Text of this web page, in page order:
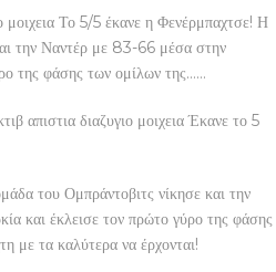
μοιχεια Το 5/5 έκανε η Φενέρμπαχτσε! Η
την Ναντέρ με 83-66 μέσα στην
της φάσης των ομίλων της……
απιστια διαζυγιο μοιχεια Έκανε το 5
του Ομπράντοβιτς νίκησε και την
και έκλεισε τον πρώτο γύρο της φάσης
με τα καλύτερα να έρχονται!